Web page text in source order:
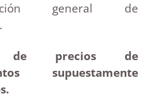
general de
de precios de
supuestamente